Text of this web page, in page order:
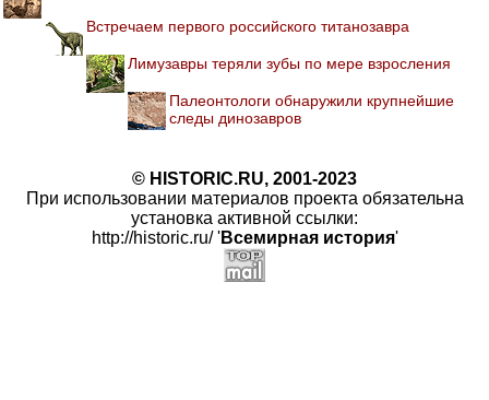
Встречаем первого российского титанозавра
Лимузавры теряли зубы по мере взросления
Палеонтологи обнаружили крупнейшие
следы динозавров
© HISTORIC.RU, 2001-2023
При использовании материалов проекта обязательна
установка активной ссылки:
http://historic.ru/ 'Всемирная история'